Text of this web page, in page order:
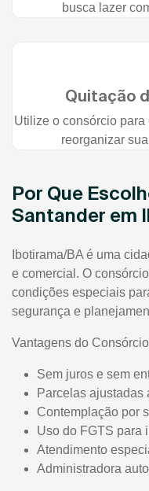
busca lazer
Quitação
Utilize o consórcio
reorganizar
Por Que
Santander em
Ibotirama/BA é uma
e comercial. O
condições especiais
segurança e
Vantagens do
Sem juros e sem
Parcelas ajustadas
Contemplação por
Uso do FGTS para
Atendimento
Administradora